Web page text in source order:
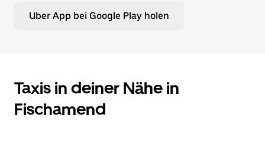
Uber App bei Google Play holen
Taxis in deiner Nähe in
Fischamend